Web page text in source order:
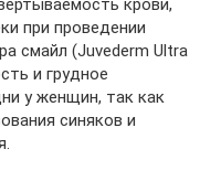
крови,
при проведении
смайл (Juvederm Ultra
и грудное
у женщин, так как
синяков и